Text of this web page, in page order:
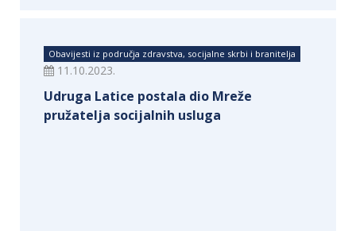
Obavijesti iz područja zdravstva, socijalne skrbi i branitelja
11.10.2023.
Udruga Latice postala dio Mreže
pružatelja socijalnih usluga